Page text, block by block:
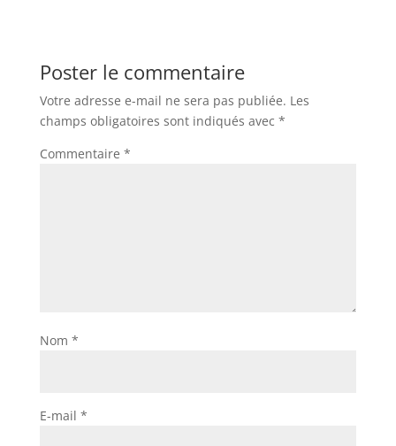
Poster le commentaire
Votre adresse e-mail ne sera pas publiée. Les
champs obligatoires sont indiqués avec *
Commentaire *
Nom *
E-mail *